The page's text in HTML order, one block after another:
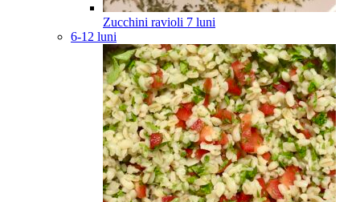
Zucchini ravioli 7 luni
6-12 luni